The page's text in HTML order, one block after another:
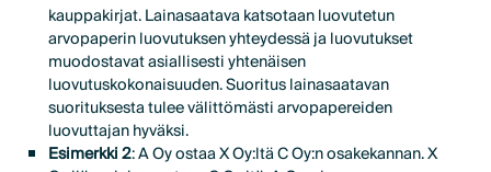
kauppakirjat. Lainasaatava katsotaan luovutetun
arvopaperin luovutuksen yhteydessä ja luovutukset
muodostavat asiallisesti yhtenäisen
luovutuskokonaisuuden. Suoritus lainasaatavan
suorituksesta tulee välittömästi arvopapereiden
luovuttajan hyväksi.
Esimerkki 2: A Oy ostaa X Oy:ltä C Oy:n osakekannan. X